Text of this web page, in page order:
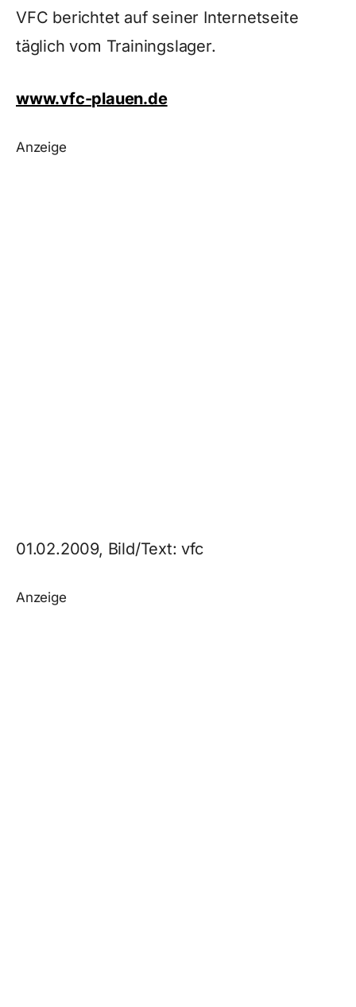
VFC berichtet auf seiner Internetseite
täglich vom Trainingslager.
www.vfc-plauen.de
Anzeige
01.02.2009, Bild/Text: vfc
Anzeige